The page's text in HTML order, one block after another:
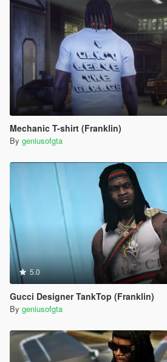
Mechanic T-shirt (Franklin)
By geniusofgta
5.0
Gucci Designer TankTop (Franklin)
By geniusofgta